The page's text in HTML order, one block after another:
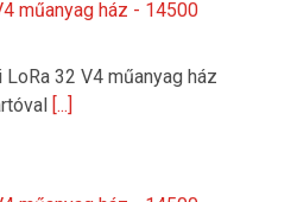
műanyag ház - 14500
32 V4 műanyag ház
[...]